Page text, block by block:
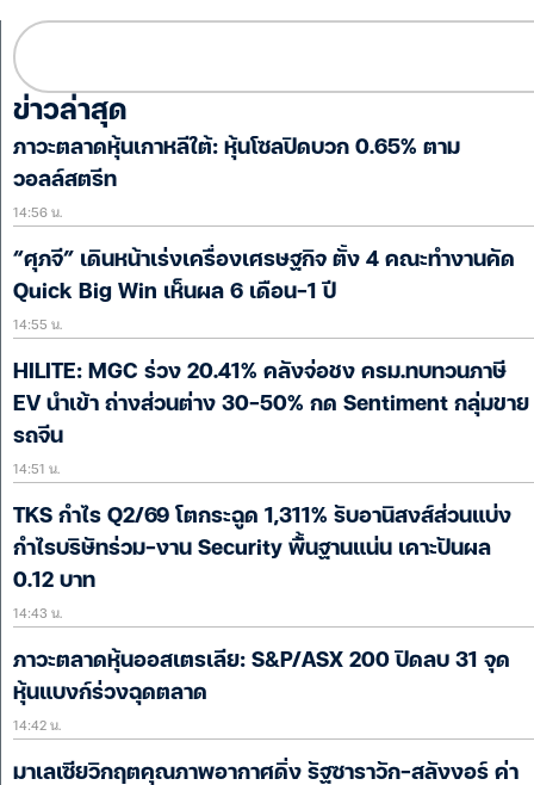
ข่าวล่าสุด
ภาวะตลาดหุ้นเกาหลีใต้: หุ้นโซลปิดบวก 0.65% ตาม
วอลล์สตรีท
14:56 น.
“ศุภจี” เดินหน้าเร่งเครื่องเศรษฐกิจ ตั้ง 4 คณะทำงานคัด
Quick Big Win เห็นผล 6 เดือน-1 ปี
14:55 น.
HILITE: MGC ร่วง 20.41% คลังจ่อชง ครม.ทบทวนภาษี
EV นำเข้า ถ่างส่วนต่าง 30-50% กด Sentiment กลุ่มขาย
รถจีน
14:51 น.
TKS กำไร Q2/69 โตกระฉูด 1,311% รับอานิสงส์ส่วนแบ่ง
กำไรบริษัทร่วม-งาน Security พื้้นฐานแน่น เคาะปันผล
0.12 บาท
14:43 น.
ภาวะตลาดหุ้นออสเตรเลีย: S&P/ASX 200 ปิดลบ 31 จุด
หุ้นแบงก์ร่วงฉุดตลาด
14:42 น.
มาเลเซียวิกฤตคุณภาพอากาศดิ่ง รัฐซาราวัก-สลังงอร์ ค่า